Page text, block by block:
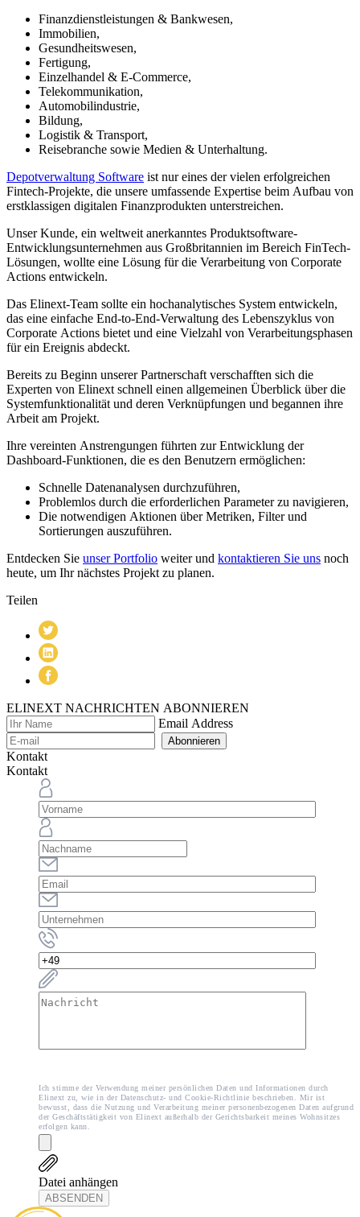
Finanzdienstleistungen & Bankwesen,
Immobilien,
Gesundheitswesen,
Fertigung,
Einzelhandel & E-Commerce,
Telekommunikation,
Automobilindustrie,
Bildung,
Logistik & Transport,
Reisebranche sowie Medien & Unterhaltung.
Depotverwaltung Software ist nur eines der vielen erfolgreichen
Fintech-Projekte, die unsere umfassende Expertise beim Aufbau von
erstklassigen digitalen Finanzprodukten unterstreichen.
Unser Kunde, ein weltweit anerkanntes Produktsoftware-
Entwicklungsunternehmen aus Großbritannien im Bereich FinTech-
Lösungen, wollte eine Lösung für die Verarbeitung von Corporate
Actions entwickeln.
Das Elinext-Team sollte ein hochanalytisches System entwickeln,
das eine einfache End-to-End-Verwaltung des Lebenszyklus von
Corporate Actions bietet und eine Vielzahl von Verarbeitungsphasen
für ein Ereignis abdeckt.
Bereits zu Beginn unserer Partnerschaft verschafften sich die
Experten von Elinext schnell einen allgemeinen Überblick über die
Systemfunktionalität und deren Verknüpfungen und begannen ihre
Arbeit am Projekt.
Ihre vereinten Anstrengungen führten zur Entwicklung der
Dashboard-Funktionen, die es den Benutzern ermöglichen:
Schnelle Datenanalysen durchzuführen,
Problemlos durch die erforderlichen Parameter zu navigieren,
Die notwendigen Aktionen über Metriken, Filter und
Sortierungen auszuführen.
Entdecken Sie unser Portfolio weiter und kontaktieren Sie uns noch
heute, um Ihr nächstes Projekt zu planen.
Teilen
ELINEXT NACHRICHTEN ABONNIEREN
Email Address
Abonnieren
Kontakt
Kontakt
Ich stimme der Verwendung meiner persönlichen Daten und Informationen durch
Elinext zu, wie in der Datenschutz- und Cookie-Richtlinie beschrieben. Mir ist
bewusst, dass die Nutzung und Verarbeitung meiner personenbezogenen Daten aufgrund
der Geschäftstätigkeit von Elinext außerhalb der Gerichtsbarkeit meines Wohnsitzes
erfolgen kann.
Datei anhängen
ABSENDEN